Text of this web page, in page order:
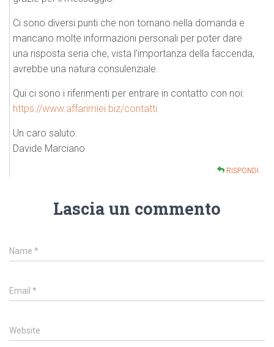
Ci sono diversi punti che non tornano nella domanda e
mancano molte informazioni personali per poter dare
una risposta seria che, vista l’importanza della faccenda,
avrebbe una natura consulenziale.
Qui ci sono i riferimenti per entrare in contatto con noi:
https://www.affarimiei.biz/contatti
Un caro saluto.
Davide Marciano
RISPONDI
Lascia un commento
Name *
Email *
Website